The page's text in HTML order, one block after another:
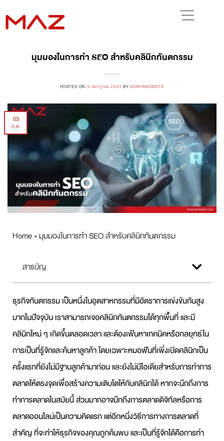
มุมมองในการทำ SEO สำหรับคลินิกทันตกรรม
POSTED ON 3 กรกฎาคม 2024 BYADMINWEBSITE
03
ก.ค.
Home»มุมมองในการทำ SEO สำหรับคลินิกทันตกรรม
สารบัญ
ธุรกิจทันตกรรม เป็นหนึ่งในอุตสาหกรรมที่มีอัตราการแข่งขันกันสูง
มากในปัจจุบัน เราสามารถเจอคลินิกทันตกรรมได้ทุกพื้นที่ และมี
คลินิกใหม่ ๆ เกิดขึ้นตลอดเวลา และต้องเฟ้นหาเทคนิคหรือกลยุทธ์ใน
การเป็นที่รู้จักและค้นหาลูกค้า โดยเฉพาะหมอฟันที่เพิ่งเปิดคลินิกเป็น
ครั้งแรกที่ยังไม่มีฐานลูกค้ามาก่อน และยังไม่มีไอเดียสำหรับการทำการ
ตลาดให้ตรงจุดเพื่อสร้างความเติบโตให้กับคลินิกได้ หากจะนึกถึงการ
ทำการตลาดในสมัยนี้ ส่วนมากอาจนึกถึงการตลาดดิจิทัลหรือการ
ตลาดออนไลน์เป็นความคิดแรก แต่อีกหนึ่งวิธีการทางการตลาดที่
สำคัญ ที่จะทำให้ธุรกิจของคุณถูกค้นพบ และเป็นที่รู้จักได้คือการทำ